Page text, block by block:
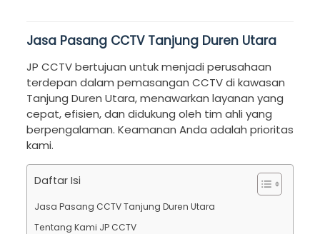
Jasa Pasang CCTV Tanjung Duren Utara
JP CCTV bertujuan untuk menjadi perusahaan
terdepan dalam pemasangan CCTV di kawasan
Tanjung Duren Utara, menawarkan layanan yang
cepat, efisien, dan didukung oleh tim ahli yang
berpengalaman. Keamanan Anda adalah prioritas
kami.
Daftar Isi
Jasa Pasang CCTV Tanjung Duren Utara
Tentang Kami JP CCTV